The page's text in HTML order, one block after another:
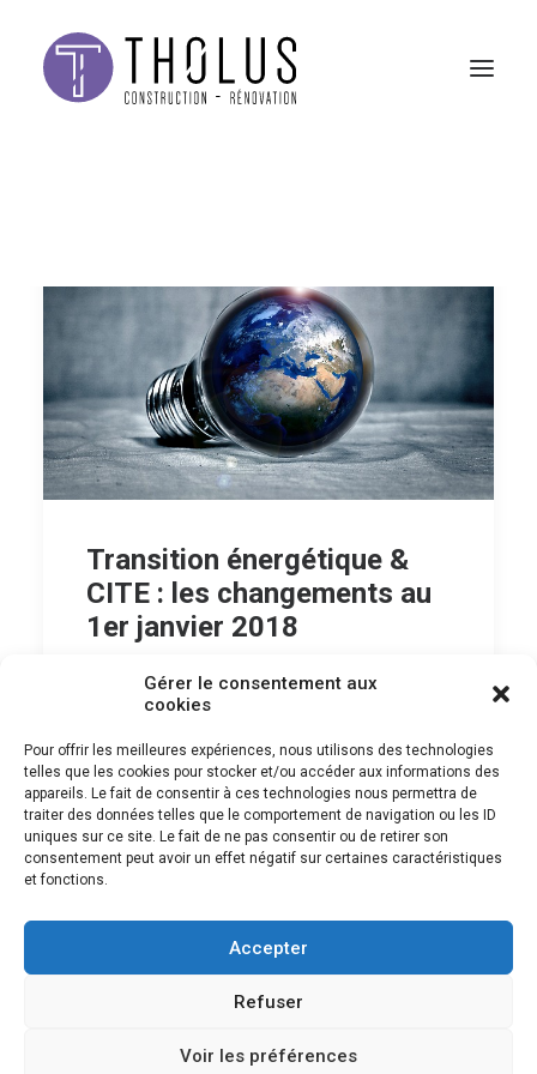
Gérer le consentement aux
cookies
Pour offrir les meilleures expériences, nous utilisons des technologies
telles que les cookies pour stocker et/ou accéder aux informations des
appareils. Le fait de consentir à ces technologies nous permettra de
traiter des données telles que le comportement de navigation ou les ID
uniques sur ce site. Le fait de ne pas consentir ou de retirer son
consentement peut avoir un effet négatif sur certaines caractéristiques
et fonctions.
Accepter
Refuser
Voir les préférences
Transition énergétique &
CITE : les changements au
1er janvier 2018
Transition énergétique & CITE : les
changements au 1er janvier 2018 La
loi…
by L'équipe Tholus
Mentions Légales